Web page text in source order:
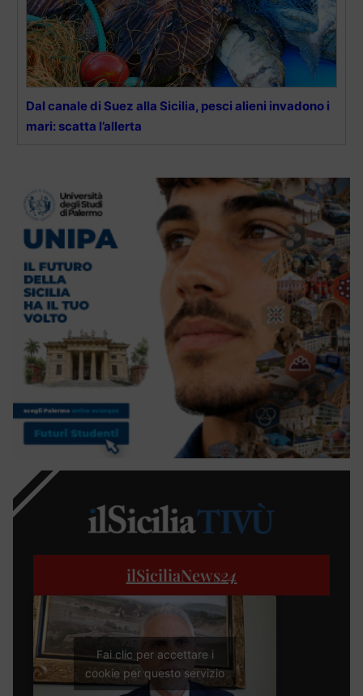
Dal canale di Suez alla Sicilia, pesci alieni invadono i
mari: scatta l’allerta
ilSiciliaNews24
Fai clic per accettare i
cookie per questo servizio